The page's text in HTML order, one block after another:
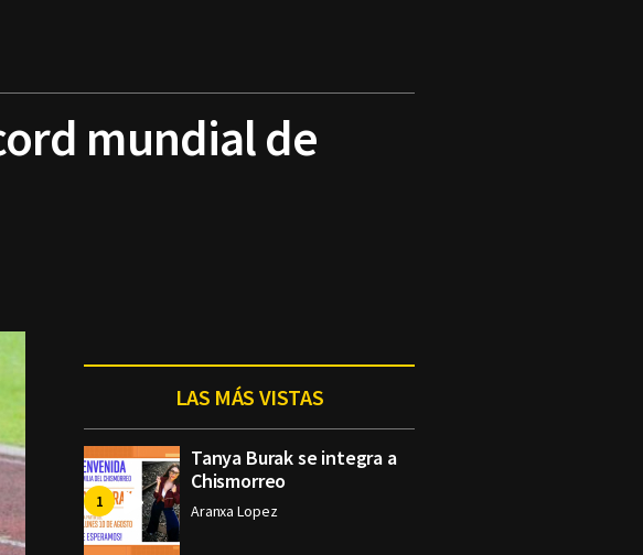
mundial de
LAS MÁS VISTAS
Tanya Burak se integra a
Chismorreo
Aranxa Lopez